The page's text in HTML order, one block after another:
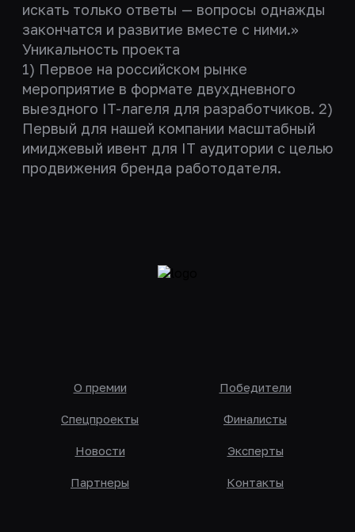
искать только ответы — вопросы однажды
закончатся и развитие вместе с ними.»
Уникальность проекта
1) Первое на российском рынке
мероприятие в формате двухдневного
выездного IT-лагеля для разработчиков. 2)
Первый для нашей компании масштабный
имиджевый ивент для IT аудитории с целью
продвижения бренда работодателя.
О премии
Спецпроекты
Новости
Партнеры
Победители
Финалисты
Эксперты
Контакты